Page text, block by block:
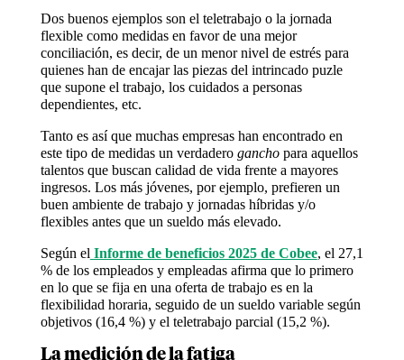
Dos buenos ejemplos son el teletrabajo o la jornada
flexible como medidas en favor de una mejor
conciliación, es decir, de un menor nivel de estrés para
quienes han de encajar las piezas del intrincado puzle
que supone el trabajo, los cuidados a personas
dependientes, etc.
Tanto es así que muchas empresas han encontrado en
este tipo de medidas un verdadero gancho para aquellos
talentos que buscan calidad de vida frente a mayores
ingresos. Los más jóvenes, por ejemplo, prefieren un
buen ambiente de trabajo y jornadas híbridas y/o
flexibles antes que un sueldo más elevado.
Según el Informe de beneficios 2025 de Cobee, el 27,1
% de los empleados y empleadas afirma que lo primero
en lo que se fija en una oferta de trabajo es en la
flexibilidad horaria, seguido de un sueldo variable según
objetivos (16,4 %) y el teletrabajo parcial (15,2 %).
La medición de la fatiga